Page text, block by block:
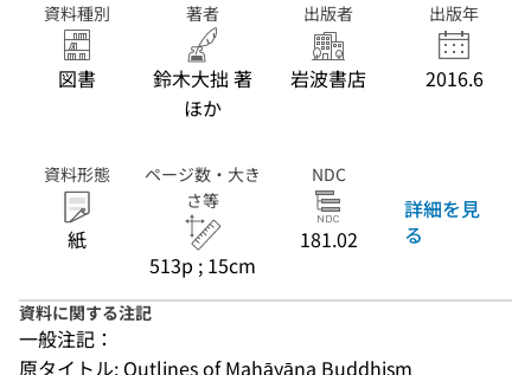
資料種別
図書
著者
鈴木大拙 著
ほか
出版者
岩波書店
出版年
2016.6
資料形態
紙
ページ数・大き
さ等
513p ; 15cm
NDC
181.02
詳細を見
る
資料に関する注記
一般注記：
原タイトル: Outlines of Mahāyāna Buddhism